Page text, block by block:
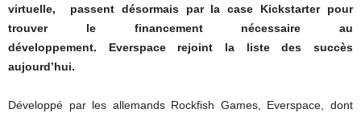
virtuelle, passent désormais par la case Kickstarter pour
trouver le financement nécessaire au
développement. Everspace rejoint la liste des succès
aujourd’hui.
Développé par les allemands Rockfish Games, Everspace, dont